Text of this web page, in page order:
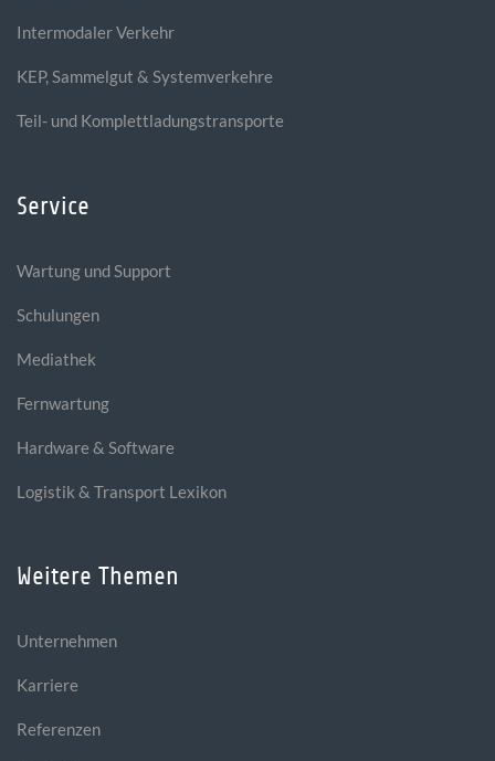
Intermodaler Verkehr
KEP, Sammelgut & Systemverkehre
Teil- und Komplettladungstransporte
Service
Wartung und Support
Schulungen
Mediathek
Fernwartung
Hardware & Software
Logistik & Transport Lexikon
Weitere Themen
Unternehmen
Karriere
Referenzen